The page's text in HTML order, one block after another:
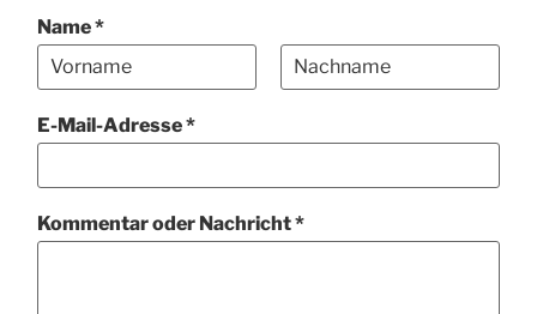
Name*
o
r
m
e
a
m
e
E-Mail-Adresse*
*
N
Kommentar oder Nachricht*